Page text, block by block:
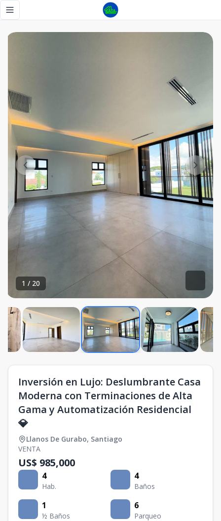
Toggle navigation menu
1 / 20
Inversión en Lujo: Deslumbrante Casa
Moderna con Terminaciones de Alta
Gama y Automatización Residencial
💎
Llanos De Gurabo, Santiago
VENTA
US$ 985,000
4
Hab.
4
Baños
1
½ Baños
6
Parqueo
Inversión en Lujo: Deslumbrante Casa Moderna con